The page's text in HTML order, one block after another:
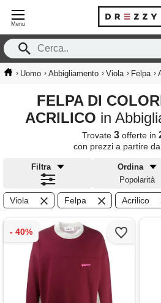
Menu
› Uomo › Abbigliamento › Viola › Felpa ›
FELPA DI COLORE VIOLA IN
ACRILICO in
Trovate 3 offerte in
con prezzi a partire da
Filtra
Ordina
Popolarità
Viola Felpa Acrilico